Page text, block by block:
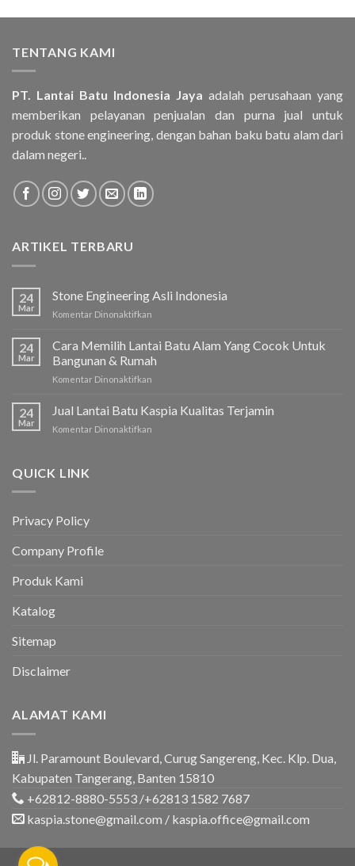
TENTANG KAMI
PT. Lantai Batu Indonesia Jaya adalah perusahaan yang
memberikan pelayanan penjualan dan purna jual untuk
produk stone engineering, dengan bahan baku batu alam dari
dalam negeri..
ARTIKEL TERBARU
24
Mar
Stone Engineering Asli Indonesia
Komentar Dinonaktifkan
Engineering
Indonesia
24
Mar
Cara Memilih Lantai Batu Alam Yang Cocok Untuk
Bangunan & Rumah
Komentar Dinonaktifkan
Memilih
Lantai
24
Mar
Jual Lantai Batu Kaspia Kualitas Terjamin
Komentar Dinonaktifkan
QUICK LINK
Privacy Policy
Company Profile
Produk Kami
Katalog
Sitemap
Disclaimer
ALAMAT KAMI
Jl. Paramount Boulevard, Curug Sangereng, Kec. Klp. Dua,
Kabupaten Tangerang, Banten 15810
+62812-8880-5553 /+62813 1582 7687
kaspia.stone@gmail.com / kaspia.office@gmail.com